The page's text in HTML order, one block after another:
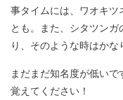
事タイムには、ワオキツ
とも。また、シタツン
り、そのような時はかな
まだまだ知名度が低い
覚えてください！